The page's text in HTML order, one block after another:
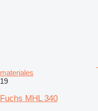
materiales
19
Fuchs MHL 340